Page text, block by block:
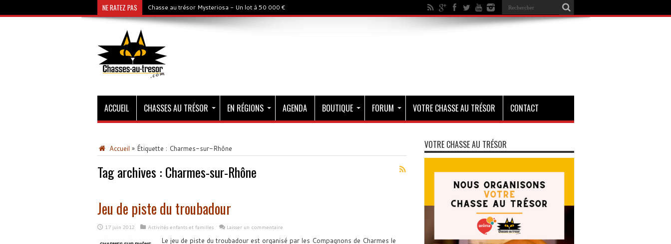
NE RATEZ PAS Chasse au trésor Mysteriosa - Un lot à 50 000 €
ACCUEIL CHASSES AU TRÉSOR EN RÉGIONS AGENDA BOUTIQUE FORUM VOTRE CHASSE AU TRÉSOR CONTACT
Accueil » Étiquette : Charmes-sur-Rhône
Tag archives : Charmes-sur-Rhône
Jeu de piste du troubadour
17 juin 2012 Activités enfants et familles Laisser un commentaire
Le jeu de piste du troubadour est organisé par les Compagnons de Charmes le
VOTRE CHASSE AU TRÉSOR